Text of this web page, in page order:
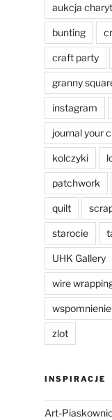
aukcja
bunting
craft party
granny
instagram
journal your
kolczyki
patchwork
quilt
starocie
UHK Gallery
wire
wspomnienie
zlot
INSPIRACJE
Art-